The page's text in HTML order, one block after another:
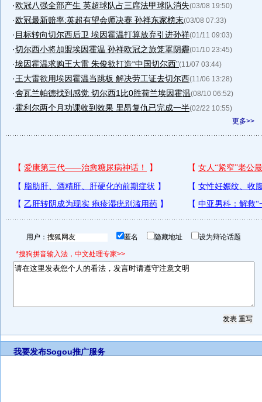
·欧冠八强全部产生 英超球队占三席法甲球队消失(03/08 19:50)
·欧冠最新赔率:英超有望会师决赛 孙祥东家榜末(03/08 07:33)
· 目标转向切尔西后卫 埃因霍温打算放弃引进孙祥(01/11 09:03)
·切尔西小将加盟埃因霍温 孙祥欧冠之旅笼罩阴霾(01/10 23:45)
·埃因霍温求购王大雷 朱俊欲打造“中国切尔西”(11/07 03:44)
·王大雷欲用埃因霍温当跳板 解决劳工证去切尔西(11/06 13:28)
·舍瓦兰帕德找到感觉 切尔西1比0胜荷兰埃因霍温(08/10 06:52)
·霍利尔两个月功课收到效果 里昂复仇已完成一半(02/22 10:55)
更多>>
用户： 匿名 隐藏地址 设为辩论话题
*搜狗拼音输入法，中文处理专家>>
我要发布Sogou推广服务